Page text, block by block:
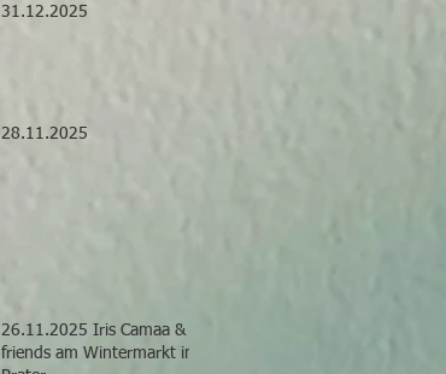
31.12.2025
28.11.2025
26.11.2025 Iris Camaa &
friends am Wintermarkt im